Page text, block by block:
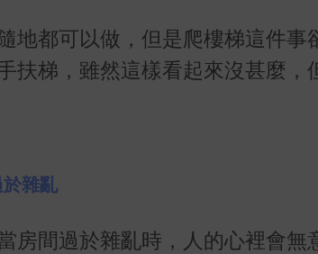
地都可以做，但是爬樓梯這件
扶梯，雖然這樣看起來沒甚麼，
雜亂
房間過於雜亂時，人的心裡會